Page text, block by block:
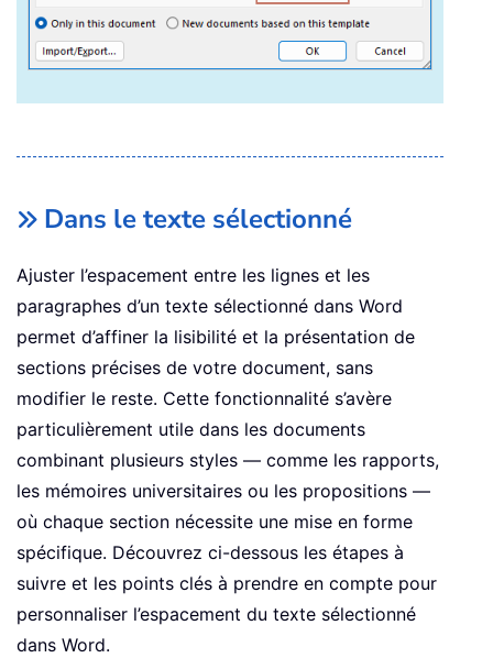
Dans le texte sélectionné
Ajuster l’espacement entre les lignes et les
paragraphes d’un texte sélectionné dans Word
permet d’affiner la lisibilité et la présentation de
sections précises de votre document, sans
modifier le reste. Cette fonctionnalité s’avère
particulièrement utile dans les documents
combinant plusieurs styles — comme les rapports,
les mémoires universitaires ou les propositions —
où chaque section nécessite une mise en forme
spécifique. Découvrez ci-dessous les étapes à
suivre et les points clés à prendre en compte pour
personnaliser l’espacement du texte sélectionné
dans Word.